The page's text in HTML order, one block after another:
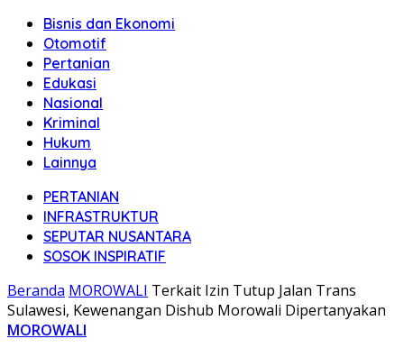
Bisnis dan Ekonomi
Otomotif
Pertanian
Edukasi
Nasional
Kriminal
Hukum
Lainnya
PERTANIAN
INFRASTRUKTUR
SEPUTAR NUSANTARA
SOSOK INSPIRATIF
Beranda MOROWALI Terkait Izin Tutup Jalan Trans
Sulawesi, Kewenangan Dishub Morowali Dipertanyakan
MOROWALI